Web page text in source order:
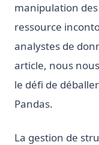
manipulation
ressource
analystes de
article, nous
le défi de
Pandas.
La gestion de